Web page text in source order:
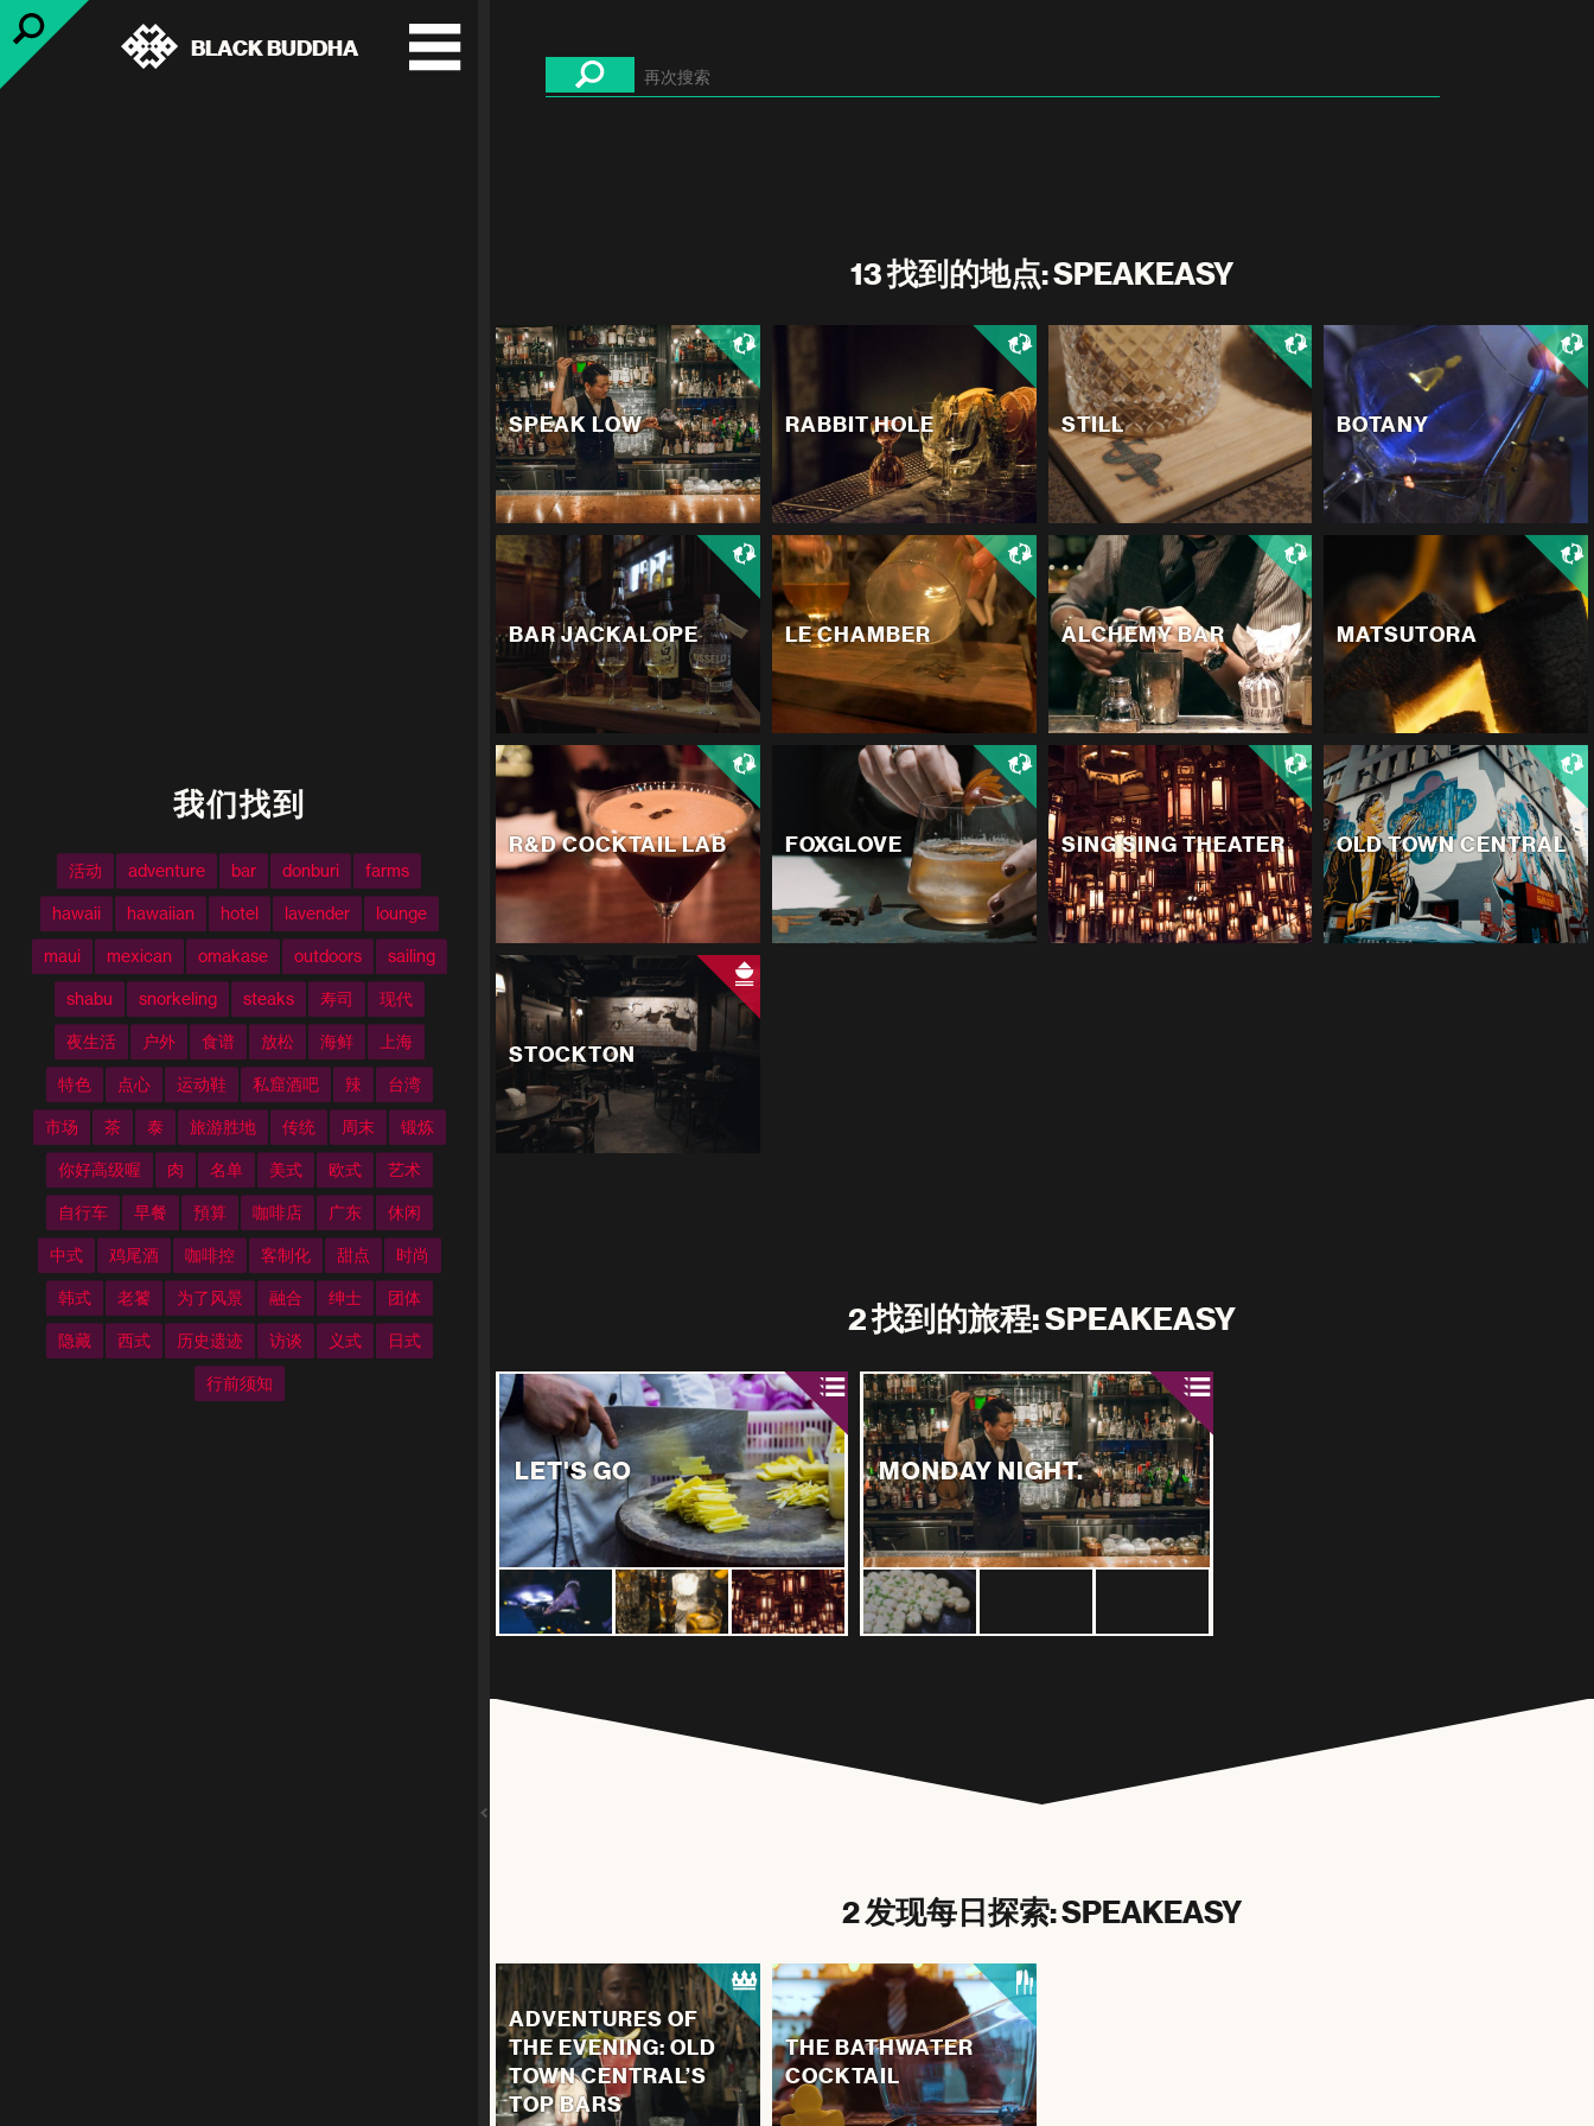
BLACK BUDDHA
我们找到
活动 adventure bar donburi farms
hawaii hawaiian hotel lavender lounge
maui mexican omakase outdoors sailing
shabu snorkeling steaks 寿司 现代
夜生活 户外 食谱 放松 海鲜 上海
特色 点心 运动鞋 私窟酒吧 辣 台湾
市场 茶 泰 旅游胜地 传统 周末 锻炼
你好高级喔 肉 名单 美式 欧式 艺术
自行车 早餐 預算 咖啡店 广东 休闲
中式 鸡尾酒 咖啡控 客制化 甜点 时尚
韩式 老饕 为了风景 融合 绅士 团体
隐藏 西式 历史遗迹 访谈 义式 日式
行前须知
13 找到的地点: SPEAKEASY
SPEAK LOW RABBIT HOLE STILL BOTANY
BAR JACKALOPE LE CHAMBER ALCHEMY BAR MATSUTORA
R&D COCKTAIL LAB FOXGLOVE SING SING THEATER OLD TOWN CENTRAL
STOCKTON
2 找到的旅程: SPEAKEASY
LET'S GO MONDAY NIGHT.
2 发现每日探索: SPEAKEASY
ADVENTURES OF
THE EVENING: OLD
TOWN CENTRAL’S
TOP BARS
THE BATHWATER
COCKTAIL